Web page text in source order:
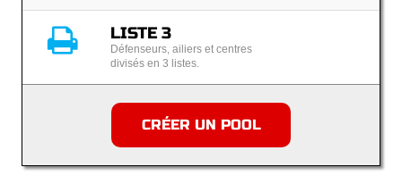
LISTE 3
Défenseurs, ailiers et centres
divisés en 3 listes.
CRÉER UN POOL